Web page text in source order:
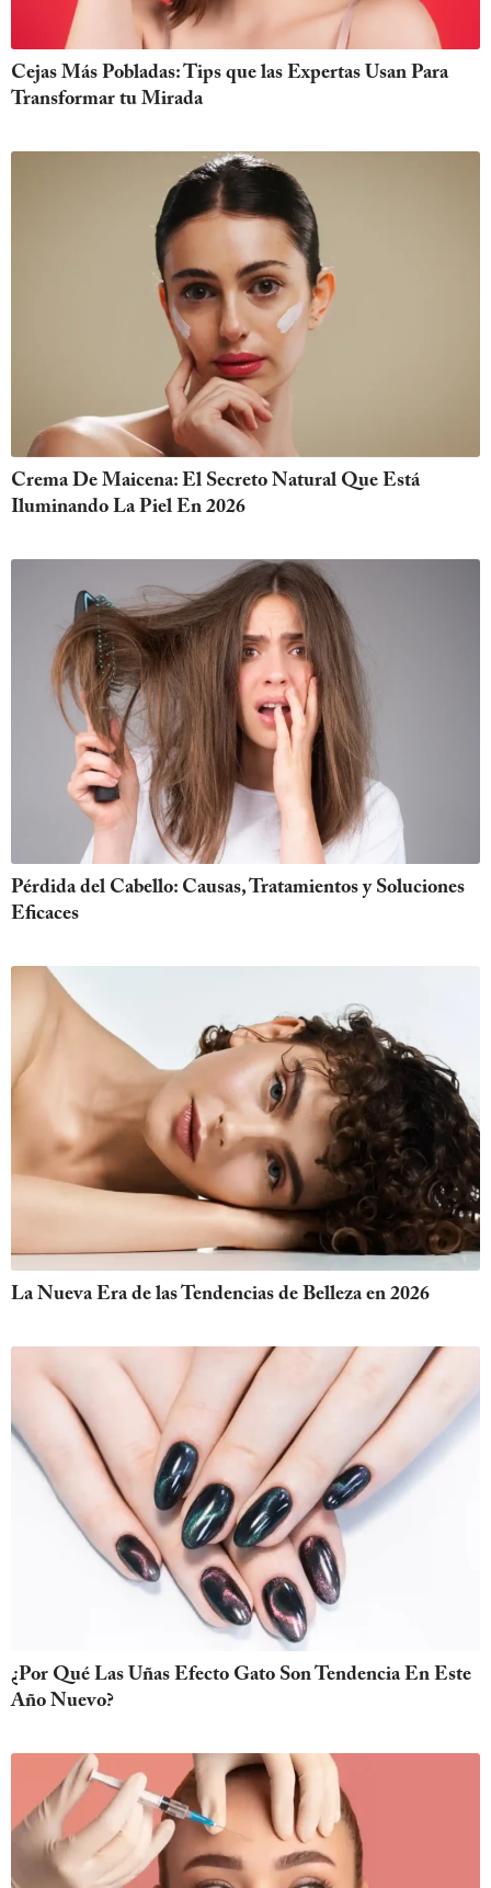
Cejas Más Pobladas: Tips que las Expertas Usan Para
Transformar tu Mirada
Crema De Maicena: El Secreto Natural Que Está
Iluminando La Piel En 2026
Pérdida del Cabello: Causas, Tratamientos y Soluciones
Eficaces
La Nueva Era de las Tendencias de Belleza en 2026
¿Por Qué Las Uñas Efecto Gato Son Tendencia En Este
Año Nuevo?